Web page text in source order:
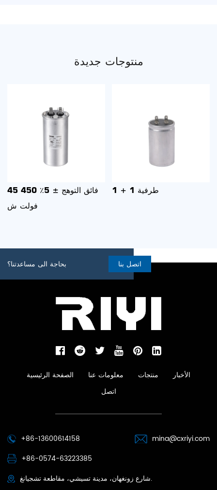
منتوجات جديدة
45 فائق التوهج ± 5٪ 450
فولت ش
1 + 1 طرفية
بحاجة الى مساعدتنا؟ اتصل بنا
الصفحة الرئيسية معلومات عنا منتجات
الأخبار
اتصل
+86-13600614158
mina@cxriyi.com
+86-0574-63223385
شارع زونغهان، مدينة تسيشي، مقاطعة تشجيانغ.